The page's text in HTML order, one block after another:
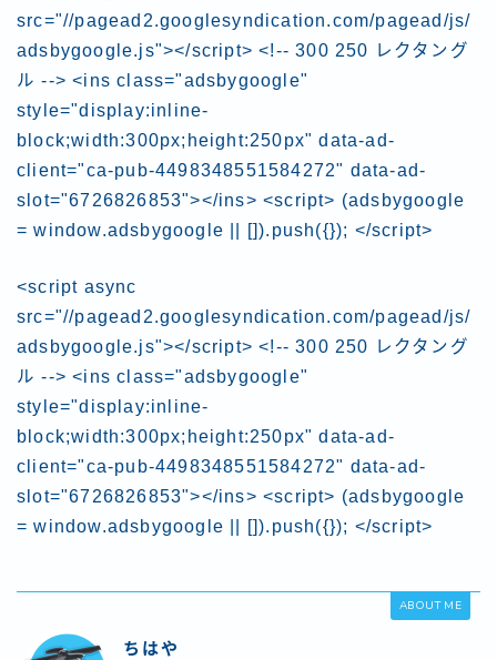
src="//pagead2.googlesyndication.com/pagead/js/
adsbygoogle.js"></script> <!-- 300 250 レクタング
ル --> <ins class="adsbygoogle"
style="display:inline-
block;width:300px;height:250px" data-ad-
client="ca-pub-4498348551584272" data-ad-
slot="6726826853"></ins> <script> (adsbygoogle
= window.adsbygoogle || []).push({}); </script>
<script async
src="//pagead2.googlesyndication.com/pagead/js/
adsbygoogle.js"></script> <!-- 300 250 レクタング
ル --> <ins class="adsbygoogle"
style="display:inline-
block;width:300px;height:250px" data-ad-
client="ca-pub-4498348551584272" data-ad-
slot="6726826853"></ins> <script> (adsbygoogle
= window.adsbygoogle || []).push({}); </script>
ABOUT ME
ちはや